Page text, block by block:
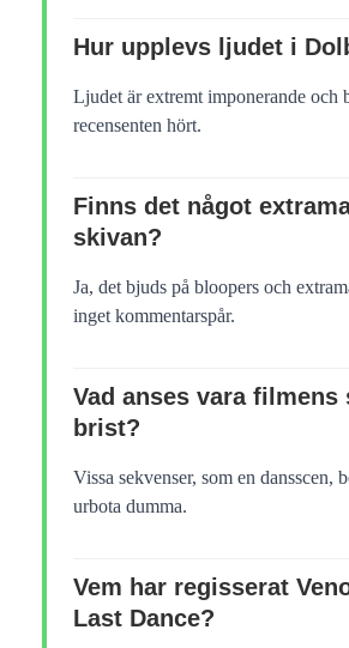
Hur upplevs ljudet i
Ljudet är extremt imponerande och
recensenten hört.
Finns det något
skivan?
Ja, det bjuds på bloopers och
inget kommentarspår.
Vad anses vara filmens
brist?
Vissa sekvenser, som en dansscen,
urbota dumma.
Vem har regisserat
Last Dance?